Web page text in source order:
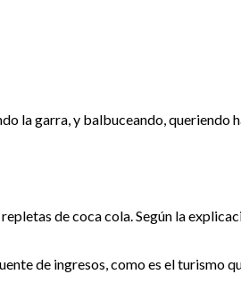
la garra, y balbuceando, queriendo
de coca cola. Según la
de ingresos, como es el turismo